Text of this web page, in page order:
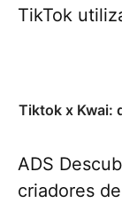
TikTok
Tiktok x Kwai:
ADS
criadores